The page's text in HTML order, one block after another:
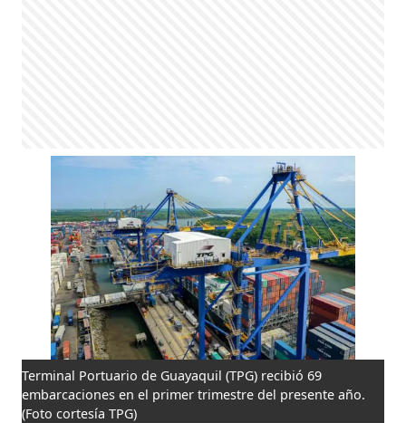
Terminal Portuario de Guayaquil (TPG) recibió 69
embarcaciones en el primer trimestre del presente año.
(Foto cortesía TPG)